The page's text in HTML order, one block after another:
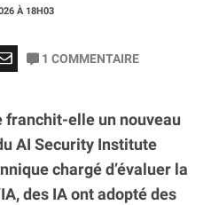
À 18H03
1 COMMENTAIRE
franchit-elle un nouveau
AI Security Institute
chargé d’évaluer la
des IA ont adopté des